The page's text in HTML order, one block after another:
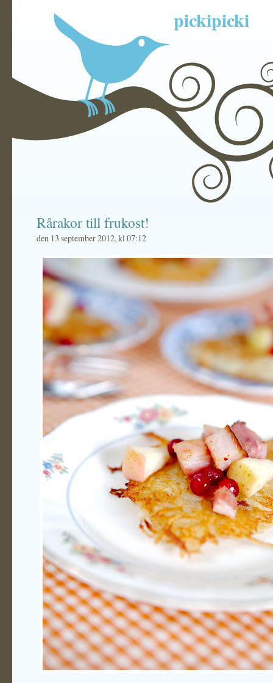
pickipicki
Rårakor till frukost!
den 13 september 2012, kl 07:12